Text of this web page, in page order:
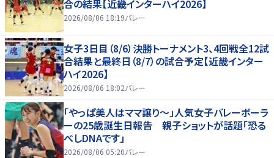
合の結果【近畿インターハイ2026】
2026/08/06 18:19バレー
女子3日目（8/6）決勝トーナメント3、4回戦全12試
合結果と最終日（8/7）の試合予定【近畿インター
ハイ2026】
2026/08/06 18:02バレー
「やっぱ美人はママ譲り～」人気女子バレーボーラ
ーの25歳誕生日報告 親子ショットが話題「恐る
べしDNAです」
2026/08/06 05:20バレー